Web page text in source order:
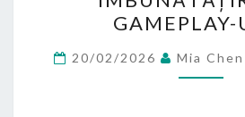
ARME
ÎN
FREE
GAMEPLAY-
20/02/2026 Mia Chen